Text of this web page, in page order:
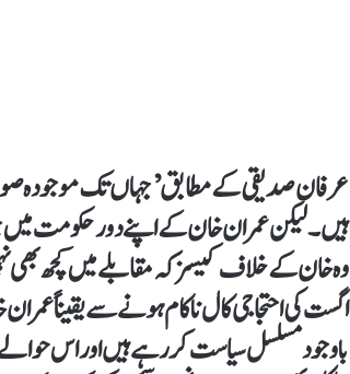
عرفان صدیقی کے مطابق ’جہاں تک موجودہ
ہیں۔ لیکن عمران خان کے اپنے دور حکومت میں
وہ خان کے خلاف کیسز کہ مقابلے میں کچھ بھی
اگست کی احتجاجی کال ناکام ہونے سے یقیناً
باوجود مسلسل سیاست کر رہے ہیں اور اس حوالے